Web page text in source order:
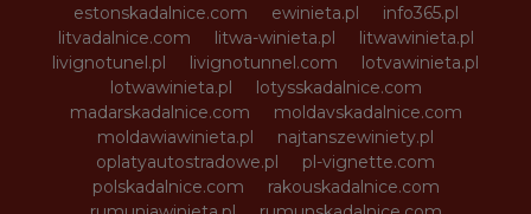
estonskadalnice.com
ewinieta.pl
info365.pl
litvadalnice.com
litwa-winieta.pl
litwawinieta.pl
livignotunel.pl
livignotunnel.com
lotvawinieta.pl
lotwawinieta.pl
lotysskadalnice.com
madarskadalnice.com
moldavskadalnice.com
moldawiawinieta.pl
najtanszewiniety.pl
oplatyautostradowe.pl
pl-vignette.com
polskadalnice.com
rakouskadalnice.com